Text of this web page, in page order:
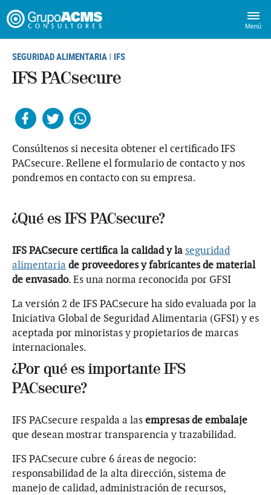
Menú
SEGURIDAD ALIMENTARIA | IFS
IFS PACsecure
Consúltenos si necesita obtener el certificado IFS
PACsecure. Rellene el formulario de contacto y nos
pondremos en contacto con su empresa.
¿Qué es IFS PACsecure?
IFS PACsecure certifica la calidad y la seguridad
alimentaria de proveedores y fabricantes de material
de envasado. Es una norma reconocida por GFSI
La versión 2 de IFS PACsecure ha sido evaluada por la
Iniciativa Global de Seguridad Alimentaria (GFSI) y es
aceptada por minoristas y propietarios de marcas
internacionales.
¿Por qué es importante IFS
PACsecure?
IFS PACsecure respalda a lasempresas de embalaje
que desean mostrar transparencia y trazabilidad.
IFS PACsecure cubre 6 áreas de negocio:
responsabilidad de la alta dirección, sistema de
manejo de calidad, administración de recursos,